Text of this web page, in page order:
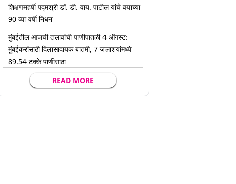
शिक्षणमहर्षी पद्मश्री डॉ. डी. वाय. पाटील यांचे वयाच्या
90 व्या वर्षी निधन
मुंबईतील आजची तलावांची पाणीपातळी 4 ऑगस्ट:
मुंबईकरांसाठी दिलासादायक बातमी, 7 जलाशयांमध्ये
89.54 टक्के पाणीसाठा
READ MORE